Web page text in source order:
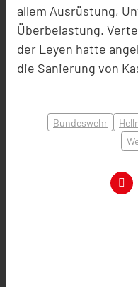
allem Ausrüstung,
Überbelastung.
der Leyen hatte
die Sanierung von
Bundeswehr